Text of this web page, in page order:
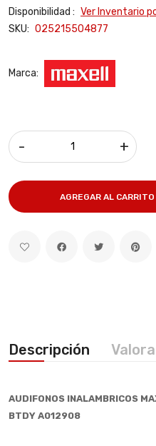
Disponibilidad : Ver Inventario
SKU: 025215504877
Marca:
- +
AGREGAR AL CARRITO
Descripción
AUDIFONOS INALAMBRICOS
BTDY A012908